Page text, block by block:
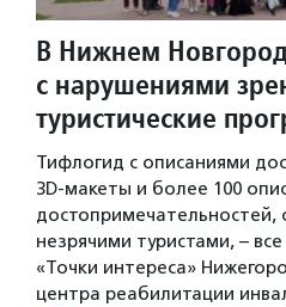
В Нижнем
с нарушениями
туристические
Тифлогид с описаниями
3D-макеты и более 100
достопримечательностей,
незрячими туристами, –
«Точки интереса»
центра реабилитации